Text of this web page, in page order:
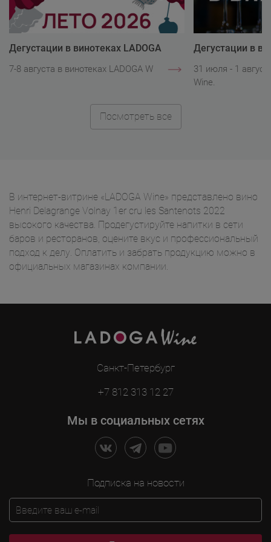
Дегустации в винотеках LADOGA
7-8 августа в винотеках LADOGA Wine.
Дегустации в
31 июля - 1
Wine.
Посмотреть все
В интернет-витрине «LADOGA Wine» представлено вино
Henri Delagrange Volnay 1er cru les Santenots 2022
высокого качества. Продегустируйте напитки в сети
баров и ресторанов, оцените вкус и профессиональный
подход к делу. Оплатить и забрать продукцию можно в
официальных магазинах компании.
Санкт-Петербург
+7 812 313 12 27
Мы в социальных сетях
Подписка на новости